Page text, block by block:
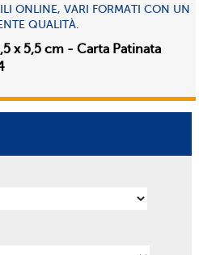
ONLINE, VARI FORMATI CON UN
QUALITÀ.
x 5,5 cm - Carta Patinata